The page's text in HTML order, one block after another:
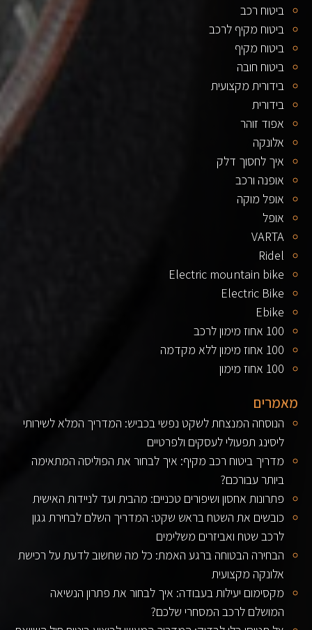
ביטוח רכב
ביטוח מקיף לרכב
ביטוח מקיף
ביטוח חובה
בידורית מקצועית
בידורית
אפוד זוהר
אלונקה
איך לחסוך דלק
אופנה ורכב
אופל מוקה
אופל
VARTA
Ridel
Electric mountain bike
Electric Bike
Ebike
100 אחוז מימון לרכב
100 אחוז מימון ללא מקדמה
100 אחוז מימון
מאמרים
הנוסחה המנצחת לשקט נפשי בכביש: המדריך המלא לשירותי
ליסינג תפעולי לעסקים ולפרטיים
מדריך ביטוח רכב מקיף: איך לבחור את הפוליסה המתאימה
ביותר עבורכם?
פתרונות אחסון ושיפורים טכניים: מהבית ועד לניידות האישית
כובשים את השטח בראש שקט: המדריך השלם לבחירת גגון
לרכב שטח ואביזרים משלימים
הבחירה הבטוחה ברגע האמת: כל מה שחשוב לדעת על רכישת
אלונקה מקצועית
מקסימום יעילות בעבודה: איך לבחור את פתרון הנשיאה
המושלם לרכב המסחרי שלכם?